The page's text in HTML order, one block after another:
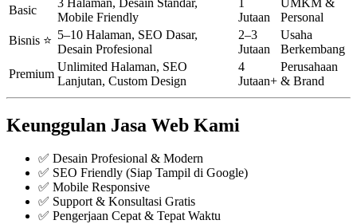
Basic
Mobile Friendly
Jutaan
Personal
Bisnis ⭐ 5–10 Halaman, SEO Dasar,
Desain Profesional
2–3
Jutaan
Usaha
Berkembang
Premium
Unlimited Halaman, SEO
Lanjutan, Custom Design
4
Jutaan+
Perusahaan
& Brand
Keunggulan Jasa Web Kami
✅ Desain Profesional & Modern
✅ SEO Friendly (Siap Tampil di Google)
✅ Mobile Responsive
✅ Support & Konsultasi Gratis
✅ Pengerjaan Cepat & Tepat Waktu